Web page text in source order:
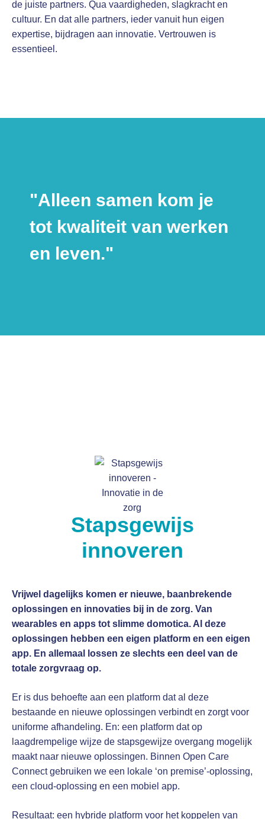
de juiste partners. Qua vaardigheden, slagkracht en
cultuur. En dat alle partners, ieder vanuit hun eigen
expertise, bijdragen aan innovatie. Vertrouwen is
essentieel.
"Alleen samen kom je
tot kwaliteit van werken
en leven."
Vrijwel dagelijks komen er nieuwe, baanbrekende
oplossingen en innovaties bij in de zorg. Van
wearables en apps tot slimme domotica. Al deze
oplossingen hebben een eigen platform en een eigen
app. En allemaal lossen ze slechts een deel van de
totale zorgvraag op.
Er is dus behoefte aan een platform dat al deze
bestaande en nieuwe oplossingen verbindt en zorgt voor
uniforme afhandeling. En: een platform dat op
laagdrempelige wijze de stapsgewijze overgang mogelijk
maakt naar nieuwe oplossingen. Binnen Open Care
Connect gebruiken we een lokale ‘on premise’-oplossing,
een cloud-oplossing en een mobiel app.
Resultaat: een hybride platform voor het koppelen van
Stapsgewijs
innoveren